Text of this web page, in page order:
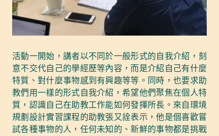
活動一開始，講者以不同於一般形式的自我介紹，刻
意不交代自己的學經歷等內容，而是介紹自己有什麼
特質、對什麼事物感到有興趣等等。同時，也要求助
教們用一樣的形式自我介紹，希望他們聚焦在個人特
質，認識自己在助教工作能如何發揮所長。來自環境
規劃設計實習課程的助教張又詮表示，他是個喜歡嘗
試各種事物的人，任何未知的、新鮮的事物都是挑戰